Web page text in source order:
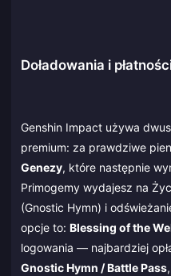
Doładowania i
Genshin Impact używa
premium: za prawdziwe
Genezy, które następnie
Primogemy wydajesz na
(Gnostic Hymn) i
opcje to: Blessing of the
logowania — najbardziej
Gnostic Hymn / Battle Pass